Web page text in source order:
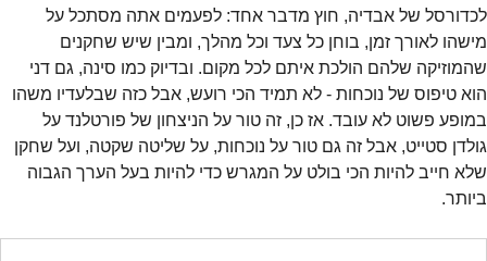
לכדורסל של אבדיה, חוץ מדבר אחד: לפעמים אתה מסתכל על
מישהו לאורך זמן, בוחן כל צעד וכל מהלך, ומבין שיש שחקנים
שהמוזיקה שלהם הולכת איתם לכל מקום. ובדיוק כמו סינה, גם דני
הוא טיפוס של נוכחות - לא תמיד הכי רועש, אבל כזה שבלעדיו משהו
במופע פשוט לא עובד. אז כן, זה טור על הניצחון של פורטלנד על
גולדן סטייט, אבל זה גם טור על נוכחות, על שליטה שקטה, ועל שחקן
שלא חייב להיות הכי בולט על המגרש כדי להיות בעל הערך הגבוה
ביותר.